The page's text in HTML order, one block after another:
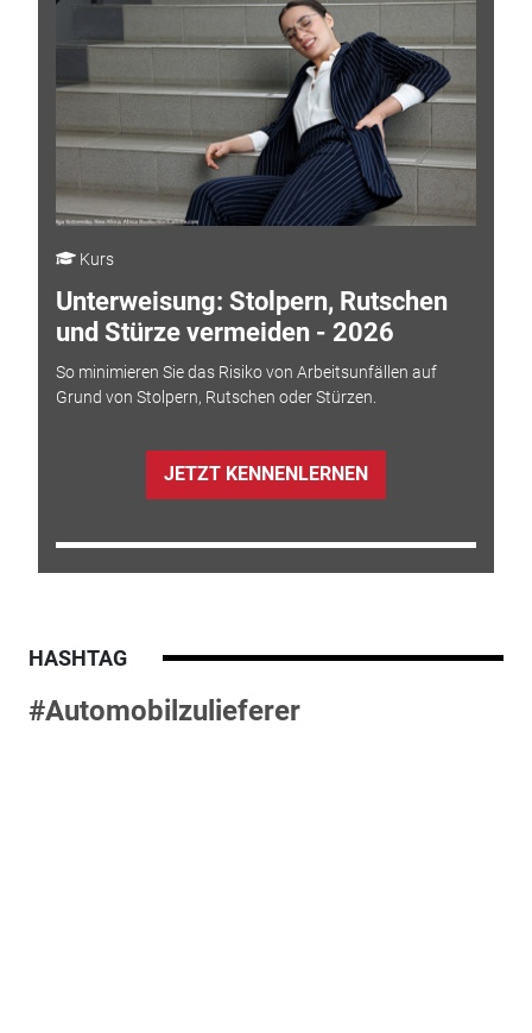
Kurs
Unterweisung: Stolpern, Rutschen
und Stürze vermeiden - 2026
So minimieren Sie das Risiko von Arbeitsunfällen auf
Grund von Stolpern, Rutschen oder Stürzen.
JETZT KENNENLERNEN
HASHTAG
#Automobilzulieferer